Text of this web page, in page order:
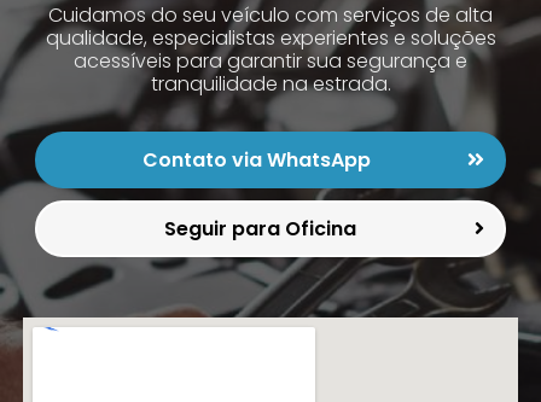
Cuidamos do seu veículo com serviços de alta
qualidade, especialistas experientes e soluções
acessíveis para garantir sua segurança e
tranquilidade na estrada.
Contato via WhatsApp
Seguir para Oficina